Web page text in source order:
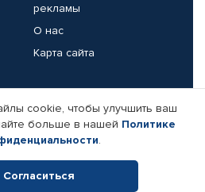
рекламы
О нас
Карта сайта
Реквизиты компании
cookie, чтобы улучшить ваш
больше в нашей Политике
.
Согласиться